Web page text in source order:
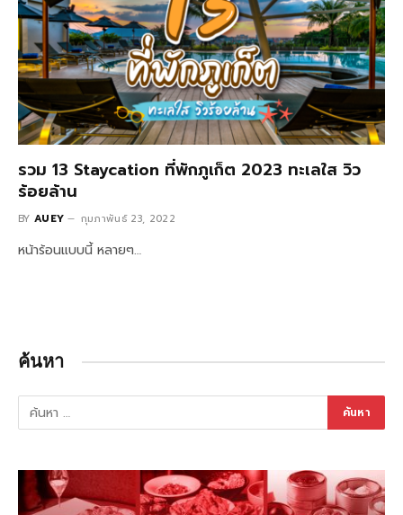
รวม 13 Staycation ที่พักภูเก็ต 2023 ทะเลใส วิว
ร้อยล้าน
BY AUEY กุมภาพันธ์ 23, 2022
หน้าร้อนแบบนี้ หลายๆ…
ค้นหา